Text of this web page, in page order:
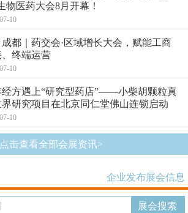
物医药大会8月开幕！
10
成都｜药交会·区域增长大会，赋能工商
、终端运营
10
经方遇上“研究型药店”——小柴胡颗粒真
界研究项目在北京同仁堂佛山连锁启动
10
点击查看全部会展资讯>
企业发布展会信息